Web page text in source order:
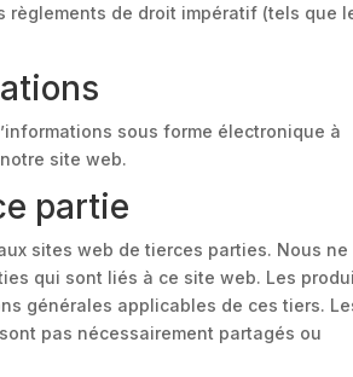
règlements de droit impératif (tels que
sous forme électronique à
site web.
partie
sites web de tierces parties. Nous ne
qui sont liés à ce site web. Les
générales applicables de ces tiers.
pas nécessairement partagés ou